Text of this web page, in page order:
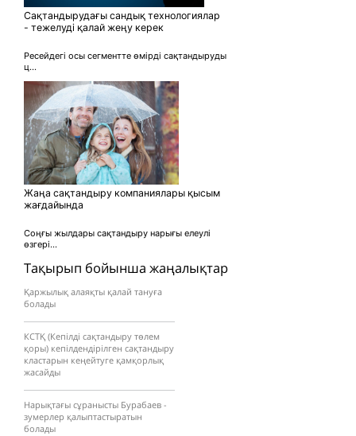
Тақырып бойынша жаңалықтар
Қаржылық алаяқты қалай тануға
болады
КСТҚ (Кепілді сақтандыру төлем
қоры) кепілдендірілген сақтандыру
кластарын кеңейтуге қамқорлық
жасайды
Нарықтағы сұранысты Бурабаев -
зумерлер қалыптастыратын
болады
Сақтандырудағы сандық технологиялар
- тежелуді қалай жеңу керек
Ресейдегі осы сегментте өмірді сақтандыруды
ц...
Жаңа сақтандыру компаниялары қысым
жағдайында
Соңғы жылдары сақтандыру нарығы елеулі
өзгері...